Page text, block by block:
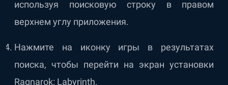
используя поисковую строку в правом
верхнем углу приложения.
Нажмите на иконку игры в результатах
поиска, чтобы перейти на экран установки
Ragnarok: Labyrinth.